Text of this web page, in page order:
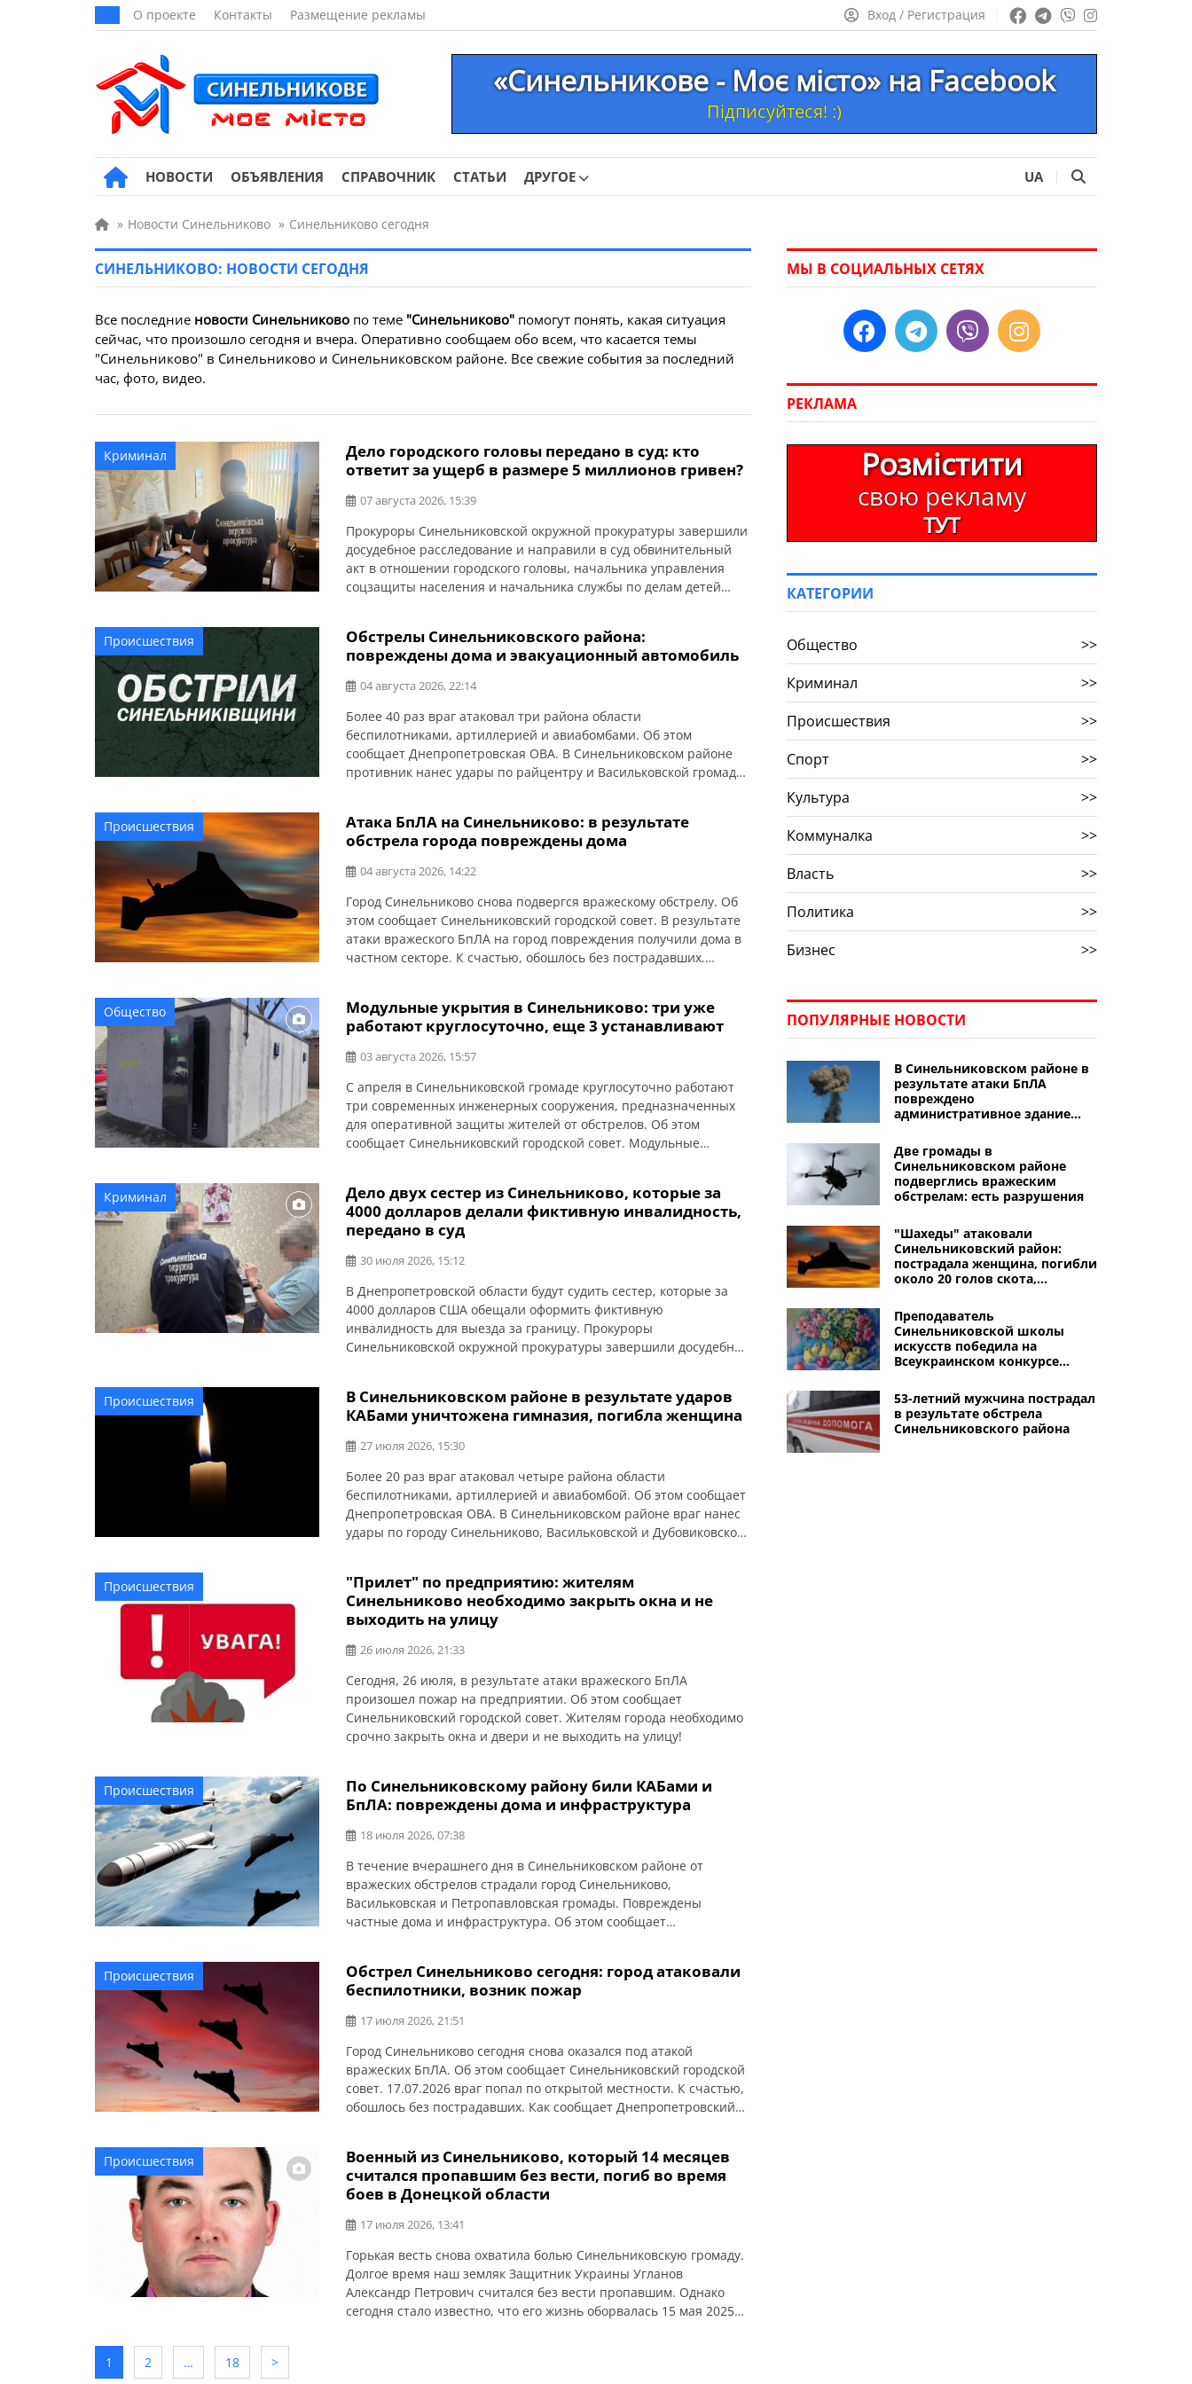
О проекте Контакты Размещение рекламы Вход / Регистрация
«Синельникове - Моє місто» на Facebook
Підписуйтеся! :)
НОВОСТИ ОБЪЯВЛЕНИЯ СПРАВОЧНИК СТАТЬИ ДРУГОЕ UA
» Новости Синельниково » Синельниково сегодня
СИНЕЛЬНИКОВО: НОВОСТИ СЕГОДНЯ
Все последние новости Синельниково по теме "Синельниково" помогут понять, какая ситуация
сейчас, что произошло сегодня и вчера. Оперативно сообщаем обо всем, что касается темы
"Синельниково" в Синельниково и Синельниковском районе. Все свежие события за последний
час, фото, видео.
Криминал
Дело городского головы передано в суд: кто
ответит за ущерб в размере 5 миллионов гривен?
07 августа 2026, 15:39
Прокуроры Синельниковской окружной прокуратуры завершили
досудебное расследование и направили в суд обвинительный
акт в отношении городского головы, начальника управления
соцзащиты населения и начальника службы по делам детей
положением, совершенном по предварительному сговору
группой лиц, что повлекло тяжкие последствия (ч. 2 ст. 28, ч. […]
Происшествия
Обстрелы Синельниковского района:
повреждены дома и эвакуационный автомобиль
04 августа 2026, 22:14
Более 40 раз враг атаковал три района области
беспилотниками, артиллерией и авиабомбами. Об этом
сообщает Днепропетровская ОВА. В Синельниковском районе
противник нанес удары по райцентру и Васильковской громаде.
пожар. Уничтожен частный дом. Еще один дом горел. Из-за
атаки FPV в […]
Происшествия
Атака БпЛА на Синельниково: в результате
обстрела города повреждены дома
04 августа 2026, 14:22
Город Синельниково снова подвергся вражескому обстрелу. Об
этом сообщает Синельниковский городской совет. В результате
атаки вражеского БпЛА на город повреждения получили дома в
частном секторе. К счастью, обошлось без пострадавших.
информационное сообщение через мобильное приложение
Портала Дія в разделе «Услуги» — єВідновлення – Сообщить о
[…]
Общество
Модульные укрытия в Синельниково: три уже
работают круглосуточно, еще 3 устанавливают
03 августа 2026, 15:57
С апреля в Синельниковской громаде круглосуточно работают
три современных инженерных сооружения, предназначенных
для оперативной защиты жителей от обстрелов. Об этом
сообщает Синельниковский городской совет. Модульные
обустройству еще трех укрытий: Сооружения полностью
обустраиваются для пребывания внутри: места для сидения,
освещение, […]
Криминал
Дело двух сестер из Синельниково, которые за
4000 долларов делали фиктивную инвалидность,
передано в суд
30 июля 2026, 15:12
В Днепропетровской области будут судить сестер, которые за
4000 долларов США обещали оформить фиктивную
инвалидность для выезда за границу. Прокуроры
Синельниковской окружной прокуратуры завершили досудебное
фиктивной инвалидности для военнообязанных мужчин. Об
этом сообщает Днепропетровская областная прокуратура.
Следствием установлено, что обвиняемые подыскивали
Происшествия
В Синельниковском районе в результате ударов
КАБами уничтожена гимназия, погибла женщина
27 июля 2026, 15:30
Более 20 раз враг атаковал четыре района области
беспилотниками, артиллерией и авиабомбой. Об этом сообщает
Днепропетровская ОВА. В Синельниковском районе враг нанес
удары по городу Синельниково, Васильковской и Дубовиковской
ударов с применением КАБ погибла женщина.
Происшествия
"Прилет" по предприятию: жителям
Синельниково необходимо закрыть окна и не
выходить на улицу
26 июля 2026, 21:33
Сегодня, 26 июля, в результате атаки вражеского БпЛА
произошел пожар на предприятии. Об этом сообщает
Синельниковский городской совет. Жителям города необходимо
срочно закрыть окна и двери и не выходить на улицу!
Происшествия
По Синельниковскому району били КАБами и
БпЛА: повреждены дома и инфраструктура
18 июля 2026, 07:38
В течение вчерашнего дня в Синельниковском районе от
вражеских обстрелов страдали город Синельниково,
Васильковская и Петропавловская громады. Повреждены
частные дома и инфраструктура. Об этом сообщает
которое не эксплуатировалось, и линия электропередачи. По
Васильковской громаде ударили тремя КАБами. Повреждены 5
частных домов, 12 […]
Происшествия
Обстрел Синельниково сегодня: город атаковали
беспилотники, возник пожар
17 июля 2026, 21:51
Город Синельниково сегодня снова оказался под атакой
вражеских БпЛА. Об этом сообщает Синельниковский городской
совет. 17.07.2026 враг попал по открытой местности. К счастью,
обошлось без пострадавших. Как сообщает Днепропетровский
Происшествия
Военный из Синельниково, который 14 месяцев
считался пропавшим без вести, погиб во время
боев в Донецкой области
17 июля 2026, 13:41
Горькая весть снова охватила болью Синельниковскую громаду.
Долгое время наш земляк Защитник Украины Угланов
Александр Петрович считался без вести пропавшим. Однако
сегодня стало известно, что его жизнь оборвалась 15 мая 2025
1 2 … 18 >
МЫ В СОЦИАЛЬНЫХ СЕТЯХ
РЕКЛАМА
Розмістити
свою рекламу
ТУТ
КАТЕГОРИИ
Общество
>>
Криминал
>>
Происшествия
>>
Спорт
>>
Культура
>>
Коммуналка
>>
Власть
>>
Политика
>>
Бизнес
>>
ПОПУЛЯРНЫЕ НОВОСТИ
В Синельниковском районе в
результате атаки БпЛА
повреждено
административное здание
Две громады в
Синельниковском районе
подверглись вражеским
обстрелам: есть разрушения
"Шахеды" атаковали
Синельниковский район:
пострадала женщина, погибли
около 20 голов скота,
Преподаватель
Синельниковской школы
искусств победила на
Всеукраинском конкурсе
53-летний мужчина пострадал
в результате обстрела
Синельниковского района